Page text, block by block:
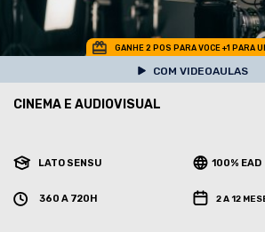
GANHE 2 POS PARA VOCE +1 PARA
COM VIDEOAULAS
CINEMA E AUDIOVISUAL
LATO SENSU 100% EAD
360 A 720H 2 A 12